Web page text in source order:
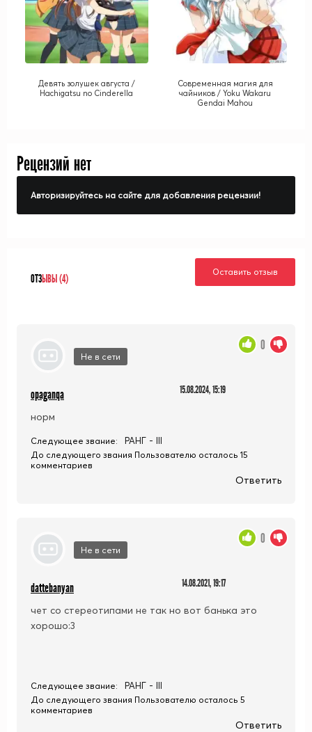
Девять золушек августа /
Hachigatsu no Cinderella
Современная магия для
чайников / Yoku Wakaru
Gendai Mahou
Рецензий нет
Авторизируйтесь на сайте для добавления рецензии!
ОТЗЫВЫ (4)
Оставить отзыв
Не в сети
opaganqa 15.08.2024, 15:19
норм
0
Следующее звание: РАНГ - III
До следующего звания Пользователю осталось 15
комментариев
Ответить
Не в сети
dattebanyan 14.08.2021, 19:17
чет со стереотипами не так но вот банька это
хорошо:3
0
Следующее звание: РАНГ - III
До следующего звания Пользователю осталось 5
комментариев
Ответить